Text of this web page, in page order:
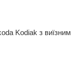
Kodiak з виїзним